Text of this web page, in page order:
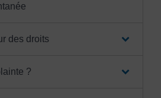
des droits
?